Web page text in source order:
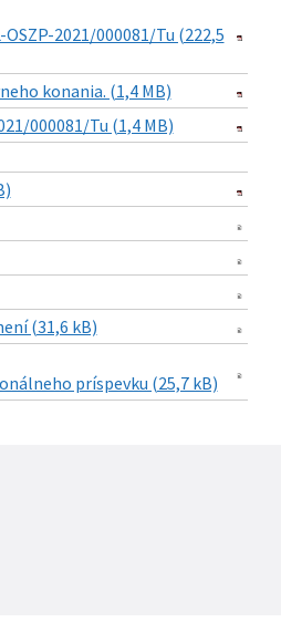
2021/000081/Tu (222,5
konania. (1,4 MB)
000081/Tu (1,4 MB)
(31,6 kB)
príspevku (25,7 kB)